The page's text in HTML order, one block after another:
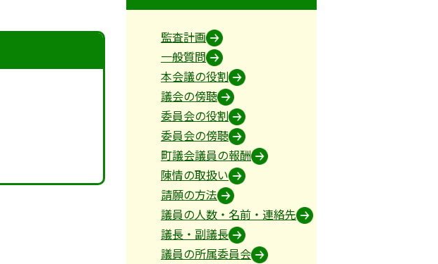
監査計画
一般質問
本会議の役割
議会の傍聴
委員会の役割
委員会の傍聴
町議会議員の報酬
陳情の取扱い
請願の方法
議員の人数・名前・連絡先
議長・副議長
議員の所属委員会